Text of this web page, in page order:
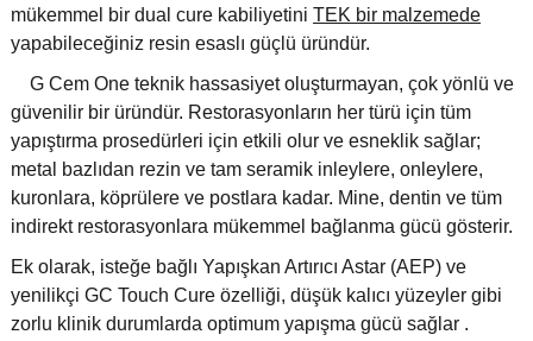
mükemmel bir dual cure kabiliyetini TEK bir malzemede
yapabileceğiniz resin esaslı güçlü üründür.
G Cem One teknik hassasiyet oluşturmayan, çok yönlü ve
güvenilir bir üründür. Restorasyonların her türü için tüm
yapıştırma prosedürleri için etkili olur ve esneklik sağlar;
metal bazlıdan rezin ve tam seramik inleylere, onleylere,
kuronlara, köprülere ve postlara kadar.​ Mine, dentin ve tüm
indirekt restorasyonlara mükemmel bağlanma gücü gösterir.
Ek olarak, isteğe bağlı Yapışkan Artırıcı Astar (AEP) ve
yenilikçi GC Touch Cure özelliği, düşük kalıcı yüzeyler gibi
zorlu klinik durumlarda optimum yapışma gücü sağlar .